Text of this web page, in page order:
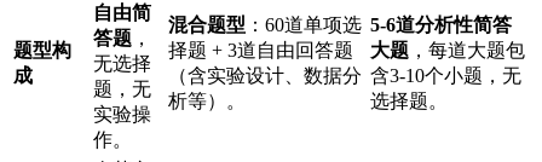
题型构
成
自由简
答题 ，
无选择
题，无
实验操
作。
混合题型 ：60道单项选
择题 + 3道自由回答题
（含实验设计、数据分
析等）。
5-6道分析性简答
大题 ，每道大题包
含3-10个小题，无
选择题。